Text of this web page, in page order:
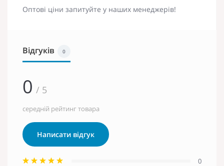
Оптові ціни запитуйте у наших менеджерів!
Відгуків 0
0 / 5
середній рейтинг товара
Написати відгук
0